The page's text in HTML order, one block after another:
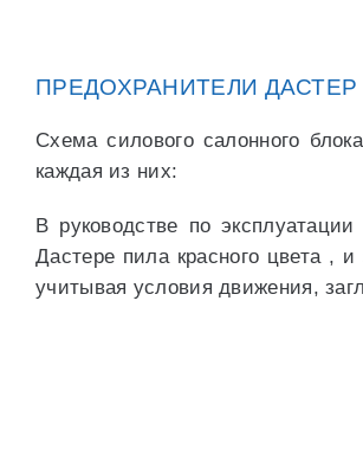
ПРЕДОХРАНИТЕЛИ
Схема силового салонного
каждая из них:
В руководстве по
Дастере пила красного цвета ,
учитывая условия движения,